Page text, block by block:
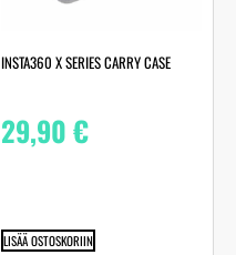
INSTA360 X SERIES CARRY CASE
29,90€
LISÄÄ OSTOSKORIIN